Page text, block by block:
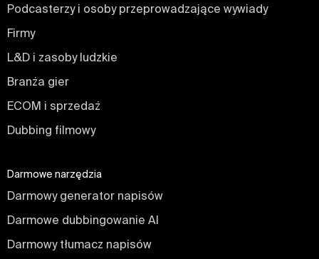
Podcasterzy i osoby przeprowadzające wywiady
Firmy
L&D i zasoby ludzkie
Branża gier
ECOM i sprzedaż
Dubbing filmowy
Darmowe narzędzia
Darmowy generator napisów
Darmowe dubbingowanie AI
Darmowy tłumacz napisów